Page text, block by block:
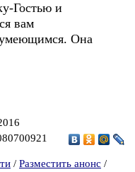
Гостью и
вам
Она
/ Разместить анонс /